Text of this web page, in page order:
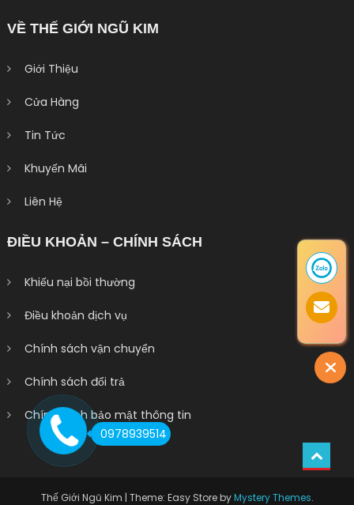
VỀ THẾ GIỚI NGŨ KIM
Giới Thiệu
Cửa Hàng
Tin Tức
Khuyến Mãi
Liên Hệ
ĐIỀU KHOẢN – CHÍNH SÁCH
Khiếu nại bồi thường
Điều khoản dịch vụ
Chính sách vận chuyển
Chính sách đổi trả
Chính sách bảo mật thông tin
Thế Giới Ngũ Kim | Theme: Easy Store byMystery Themes.
0978939514